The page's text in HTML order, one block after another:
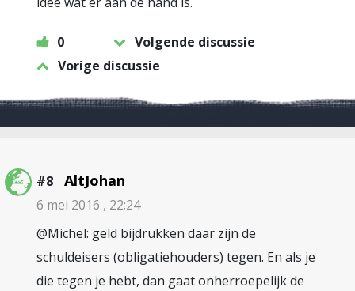
0
Volgende discussie
Vorige discussie
#8 AltJohan
6 mei 2016 , 22:24
@Michel: geld bijdrukken daar zijn de
schuldeisers (obligatiehouders) tegen. En als je
die tegen je hebt, dan gaat onherroepelijk de